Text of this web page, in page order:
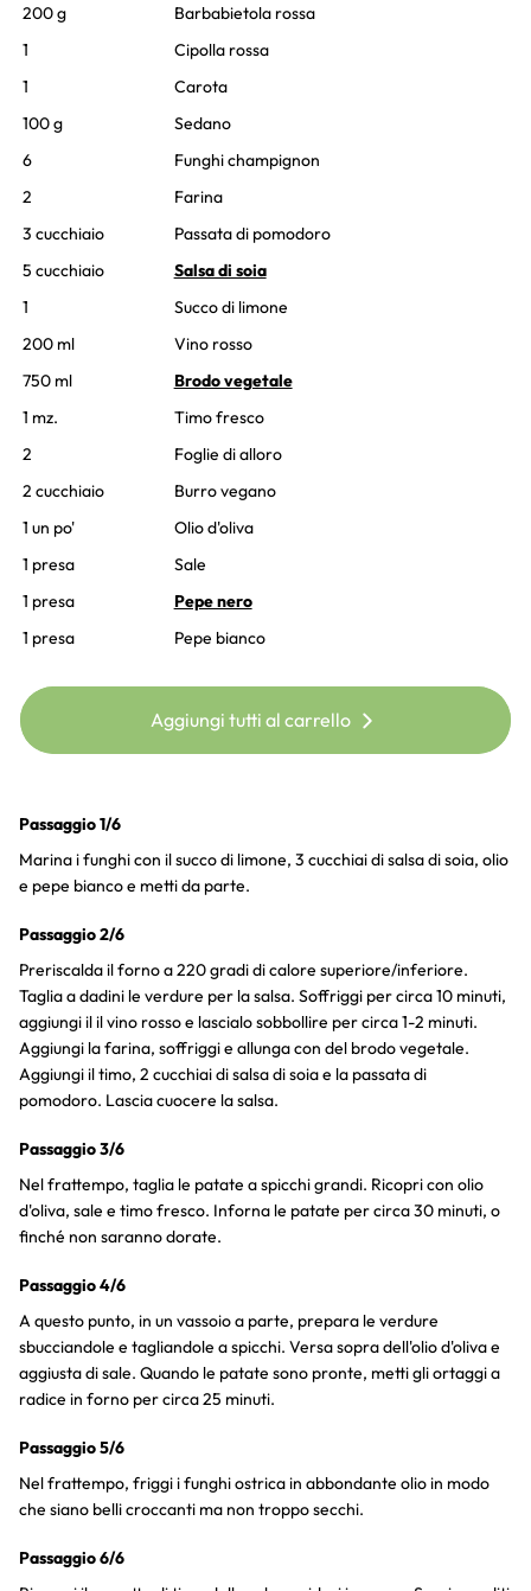
200 g
Barbabietola rossa
1
Cipolla rossa
1
Carota
100 g
Sedano
6
Funghi champignon
2
Farina
3 cucchiaio
Passata di pomodoro
5 cucchiaio
Salsa di soia
1
Succo di limone
200 ml
Vino rosso
750 ml
Brodo vegetale
1 mz.
Timo fresco
2
Foglie di alloro
2 cucchiaio
Burro vegano
1 un po'
Olio d'oliva
1 presa
Sale
1 presa
Pepe nero
1 presa
Pepe bianco
Aggiungi tutti al carrello
Passaggio 1/6
Marina i funghi con il succo di limone, 3 cucchiai di salsa di soia, olio
e pepe bianco e metti da parte.
Passaggio 2/6
Preriscalda il forno a 220 gradi di calore superiore/inferiore.
Taglia a dadini le verdure per la salsa. Soffriggi per circa 10 minuti,
aggiungi il il vino rosso e lascialo sobbollire per circa 1-2 minuti.
Aggiungi la farina, soffriggi e allunga con del brodo vegetale.
Aggiungi il timo, 2 cucchiai di salsa di soia e la passata di
pomodoro. Lascia cuocere la salsa.
Passaggio 3/6
Nel frattempo, taglia le patate a spicchi grandi. Ricopri con olio
d'oliva, sale e timo fresco. Inforna le patate per circa 30 minuti, o
finché non saranno dorate.
Passaggio 4/6
A questo punto, in un vassoio a parte, prepara le verdure
sbucciandole e tagliandole a spicchi. Versa sopra dell'olio d'oliva e
aggiusta di sale. Quando le patate sono pronte, metti gli ortaggi a
radice in forno per circa 25 minuti.
Passaggio 5/6
Nel frattempo, friggi i funghi ostrica in abbondante olio in modo
che siano belli croccanti ma non troppo secchi.
Passaggio 6/6